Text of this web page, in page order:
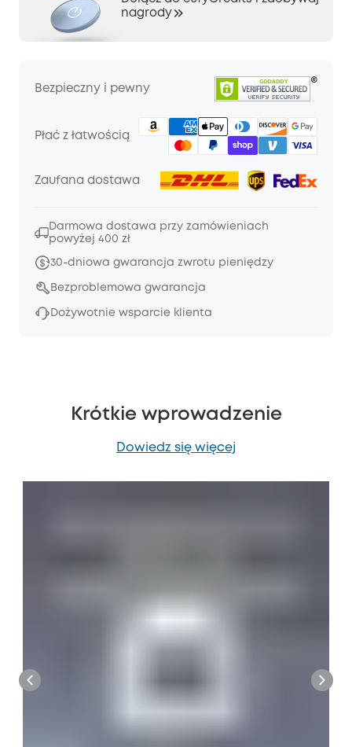
nagrody
Bezpieczny i pewny
Płać z łatwością
Zaufana dostawa
Darmowa dostawa przy zamówieniach
powyżej 400 zł
30-dniowa gwarancja zwrotu pieniędzy
Bezproblemowa gwarancja
Dożywotnie wsparcie klienta
Krótkie wprowadzenie
Dowiedz się więcej